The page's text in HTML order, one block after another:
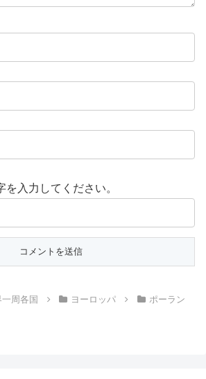
入力してください。
一周各国 ヨーロッパ
ポーラン